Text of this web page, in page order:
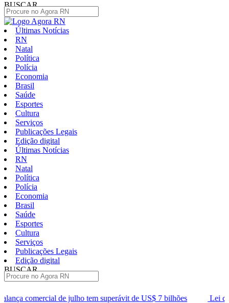
BUSCAR
Últimas Notícias
RN
Natal
Política
Polícia
Economia
Brasil
Saúde
Esportes
Cultura
Serviços
Publicações Legais
Edição digital
Últimas Notícias
RN
Natal
Política
Polícia
Economia
Brasil
Saúde
Esportes
Cultura
Serviços
Publicações Legais
Edição digital
BUSCAR
tem superávit de US$ 7 bilhões
Lei que aumenta punição a